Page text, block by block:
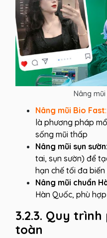
Nâng mũi
Nâng mũi Bio Fast:
là phương pháp
sống mũi thấp
Nâng mũi sụn sườn
tai, sụn sườn) để
hạn chế tối đa biến
Nâng mũi chuẩn
Hàn Quốc, phù
3.2.3. Quy
toàn